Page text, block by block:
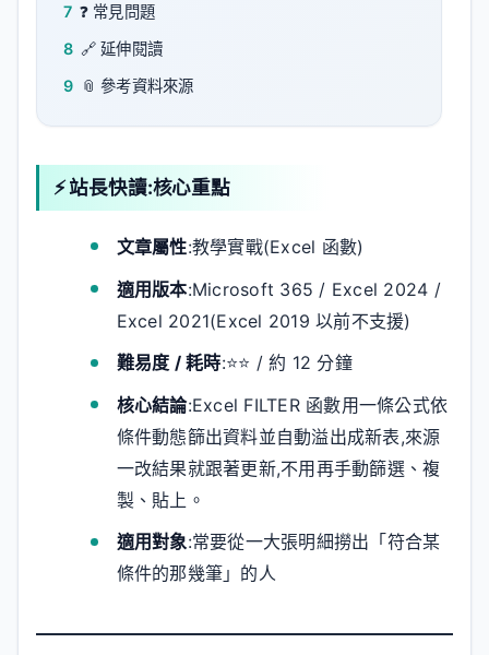
7 ❓ 常見問題
8 🔗 延伸閱讀
9 📎 參考資料來源
⚡ 站長快讀:核心重點
文章屬性:教學實戰(Excel 函數)
適用版本:Microsoft 365 / Excel 2024 /
Excel 2021(Excel 2019 以前不支援)
難易度 / 耗時:⭐⭐ / 約 12 分鐘
核心結論:Excel FILTER 函數用一條公式依
條件動態篩出資料並自動溢出成新表,來源
一改結果就跟著更新,不用再手動篩選、複
製、貼上。
適用對象:常要從一大張明細撈出「符合某
條件的那幾筆」的人